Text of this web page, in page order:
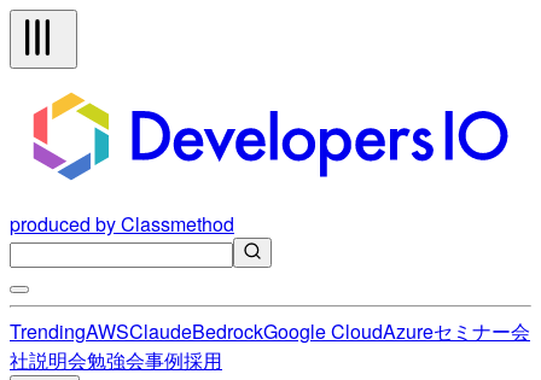
produced by Classmethod
TrendingAWSClaudeBedrockGoogle CloudAzureセミナー会
社説明会勉強会事例採用